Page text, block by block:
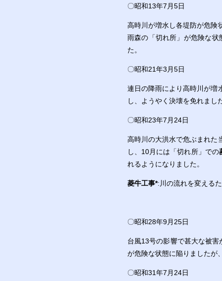
〇昭和13年7月5日
高時川が増水し各堤防が危険
雨森の「切れ所」が危険な
た。
〇昭和21年3月5日
連日の降雨により高時川が増
し、ようやく決壊を免れまし
〇昭和23年7月24日
高時川の大洪水で危ぶまれた
し、10月には「切れ所」での
れるようになりました。
菱牛工事*:川の流れを変える
〇昭和28年9月25日
台風13号の影響で甚大な被
が危険な状態に陥りましたが
〇昭和31年7月24日